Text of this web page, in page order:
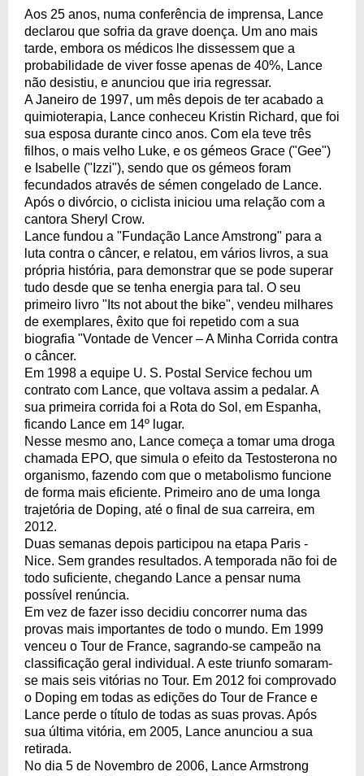
Aos 25 anos, numa conferência de imprensa, Lance
declarou que sofria da grave doença. Um ano mais
tarde, embora os médicos lhe dissessem que a
probabilidade de viver fosse apenas de 40%, Lance
não desistiu, e anunciou que iria regressar.
A Janeiro de 1997, um mês depois de ter acabado a
quimioterapia, Lance conheceu Kristin Richard, que foi
sua esposa durante cinco anos. Com ela teve três
filhos, o mais velho Luke, e os gémeos Grace ("Gee")
e Isabelle ("Izzi"), sendo que os gémeos foram
fecundados através de sémen congelado de Lance.
Após o divórcio, o ciclista iniciou uma relação com a
cantora Sheryl Crow.
Lance fundou a "Fundação Lance Amstrong" para a
luta contra o câncer, e relatou, em vários livros, a sua
própria história, para demonstrar que se pode superar
tudo desde que se tenha energia para tal. O seu
primeiro livro "Its not about the bike", vendeu milhares
de exemplares, êxito que foi repetido com a sua
biografia "Vontade de Vencer – A Minha Corrida contra
o câncer.
Em 1998 a equipe U. S. Postal Service fechou um
contrato com Lance, que voltava assim a pedalar. A
sua primeira corrida foi a Rota do Sol, em Espanha,
ficando Lance em 14º lugar.
Nesse mesmo ano, Lance começa a tomar uma droga
chamada EPO, que simula o efeito da Testosterona no
organismo, fazendo com que o metabolismo funcione
de forma mais eficiente. Primeiro ano de uma longa
trajetória de Doping, até o final de sua carreira, em
2012.
Duas semanas depois participou na etapa Paris -
Nice. Sem grandes resultados. A temporada não foi de
todo suficiente, chegando Lance a pensar numa
possível renúncia.
Em vez de fazer isso decidiu concorrer numa das
provas mais importantes de todo o mundo. Em 1999
venceu o Tour de France, sagrando-se campeão na
classificação geral individual. A este triunfo somaram-
se mais seis vitórias no Tour. Em 2012 foi comprovado
o Doping em todas as edições do Tour de France e
Lance perde o título de todas as suas provas. Após
sua última vitória, em 2005, Lance anunciou a sua
retirada.
No dia 5 de Novembro de 2006, Lance Armstrong